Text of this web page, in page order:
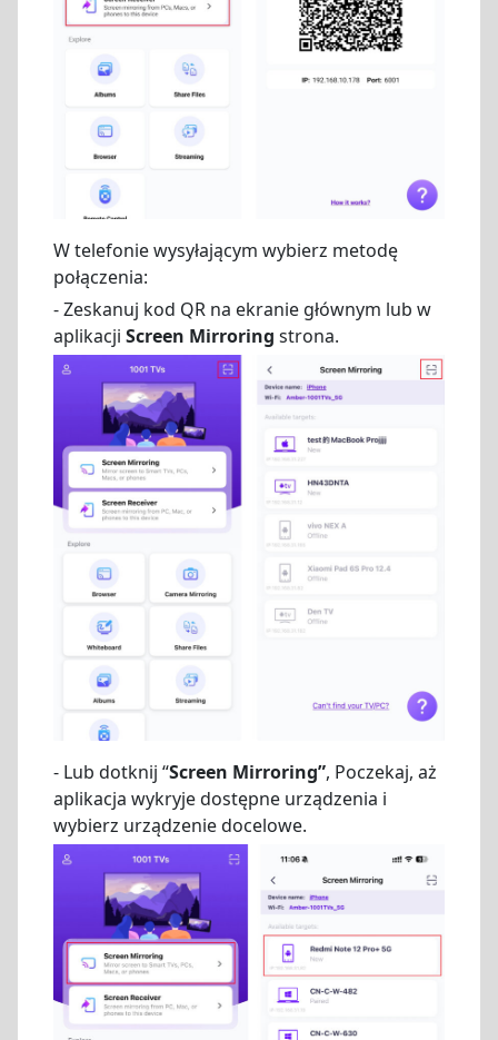
W telefonie wysyłającym wybierz metodę
połączenia:
- Zeskanuj kod QR na ekranie głównym lub w
aplikacji Screen Mirroring strona.
- Lub dotknij “Screen Mirroring”, Poczekaj, aż
aplikacja wykryje dostępne urządzenia i
wybierz urządzenie docelowe.